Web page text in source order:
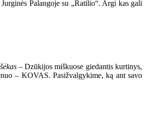
Palangoje su „Ratilio“. Argi kas gali
– Dzūkijos miškuose giedantis kurtinys,
– KOVAS. Pasižvalgykime, ką ant savo